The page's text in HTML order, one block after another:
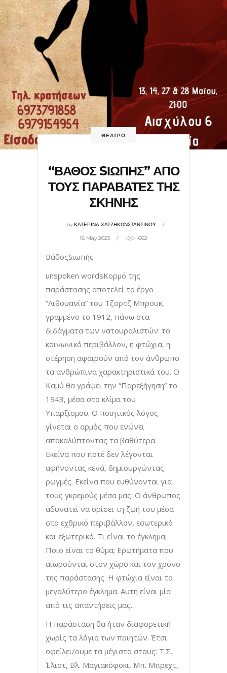
ΘΕΑΤΡΟ
“ΒΑΘΟΣ SΙΩΠΗΣ” ΑΠΟ
ΤΟΥΣ ΠΑΡΑΒΑΤΕΣ ΤΗΣ
ΣΚΗΝΗΣ
byΚΑΤΕΡΙΝΑ ΧΑΤΖΗΚΩΝΣΤΑΝΤΙΝΟΥ
16 May 2023 662
ΒάθοςSιωπής
unspoken wordsΚορμό της
παράστασης αποτελεί το έργο
“Λιθουανία” του Τζορτζ Μπρουκ,
γραμμένο το 1912, πάνω στα
διδάγματα των νατουραλιστών: το
κοινωνικό περιβάλλον, η φτώχια, η
στέρηση αφαιρούν από τον άνθρωπο
τα ανθρώπινα χαρακτηριστικά του. Ο
Καμύ θα γράψει την “Παρεξήγηση” το
1943, μέσα στο κλίμα του
Υπαρξισμού. Ο ποιητικός λόγος
γίνεται ο αρμός που ενώνει
αποκαλύπτοντας τα βαθύτερα.
Εκείνα που ποτέ δεν λέγονται
αφήνοντας κενά, δημιουργώντας
ρωγμές. Εκείνα που ευθύνονται για
τους γκρεμούς μέσα μας. Ο άνθρωπος
αδυνατεί να ορίσει τη ζωή του μέσα
στο εχθρικό περιβάλλον, εσωτερικό
και εξωτερικό. Τι είναι το έγκλημα;
Ποιο είναι το θύμα; Ερωτήματα που
αιωρούνται στον χώρο και τον χρόνο
της παράστασης. Η φτώχια είναι το
μεγαλύτερο έγκλημα. Αυτή είναι μία
από τις απαντήσεις μας.
Η παράσταση θα ήταν διαφορετική
χωρίς τα λόγια των ποιητών. Έτσι
οφείλει/ουμε τα μέγιστα στους: Τ.Σ.
Έλιοτ, Βλ. Μαγιακόφσκι, Μπ. Μπρεχτ,